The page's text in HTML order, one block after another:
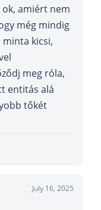
ok, amiért nem
még mindig
minta kicsi,
meg róla,
entitás alá
tőkét
July 16, 2025